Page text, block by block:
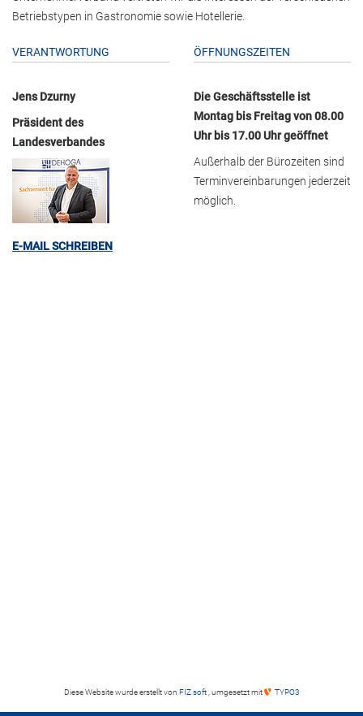
Betriebstypen in Gastronomie sowie Hotellerie.
VERANTWORTUNG
Jens Dzurny
Präsident des
Landesverbandes
E-MAIL SCHREIBEN
ÖFFNUNGSZEITEN
Die Geschäftsstelle ist
Montag bis Freitag von 08.00
Uhr bis 17.00 Uhr geöffnet
Außerhalb der Bürozeiten sind
Terminvereinbarungen jederzeit
möglich.
Diese Website wurde erstellt von FIZ soft , umgesetzt mit TYPO3